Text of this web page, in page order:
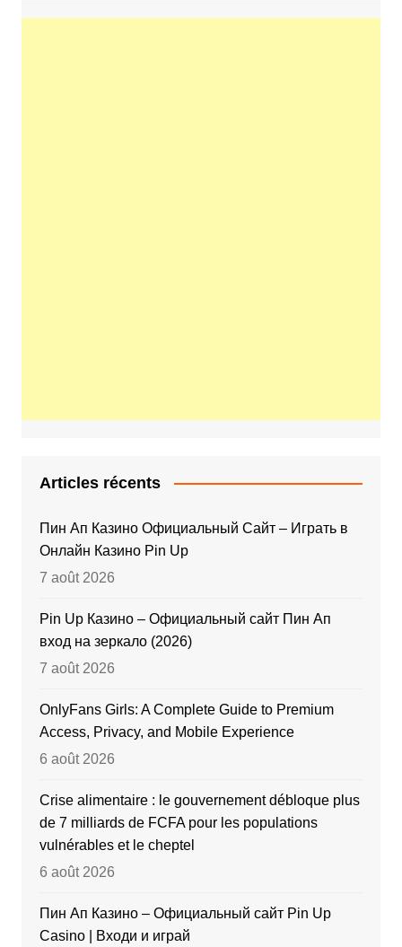
Articles récents
Пин Ап Казино Официальный Сайт – Играть в
Онлайн Казино Pin Up
7 août 2026
Pin Up Казино – Официальный сайт Пин Ап
вход на зеркало (2026)
7 août 2026
OnlyFans Girls: A Complete Guide to Premium
Access, Privacy, and Mobile Experience
6 août 2026
Crise alimentaire : le gouvernement débloque plus
de 7 milliards de FCFA pour les populations
vulnérables et le cheptel
6 août 2026
Пин Ап Казино – Официальный сайт Pin Up
Casino | Входи и играй